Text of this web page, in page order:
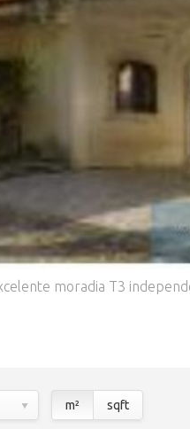
m² sqft